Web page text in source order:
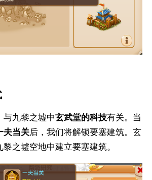
九黎之墟中玄武堂的科技有关。当
夫当关后，我们将解锁要塞建筑。玄
之墟空地中建立要塞建筑。